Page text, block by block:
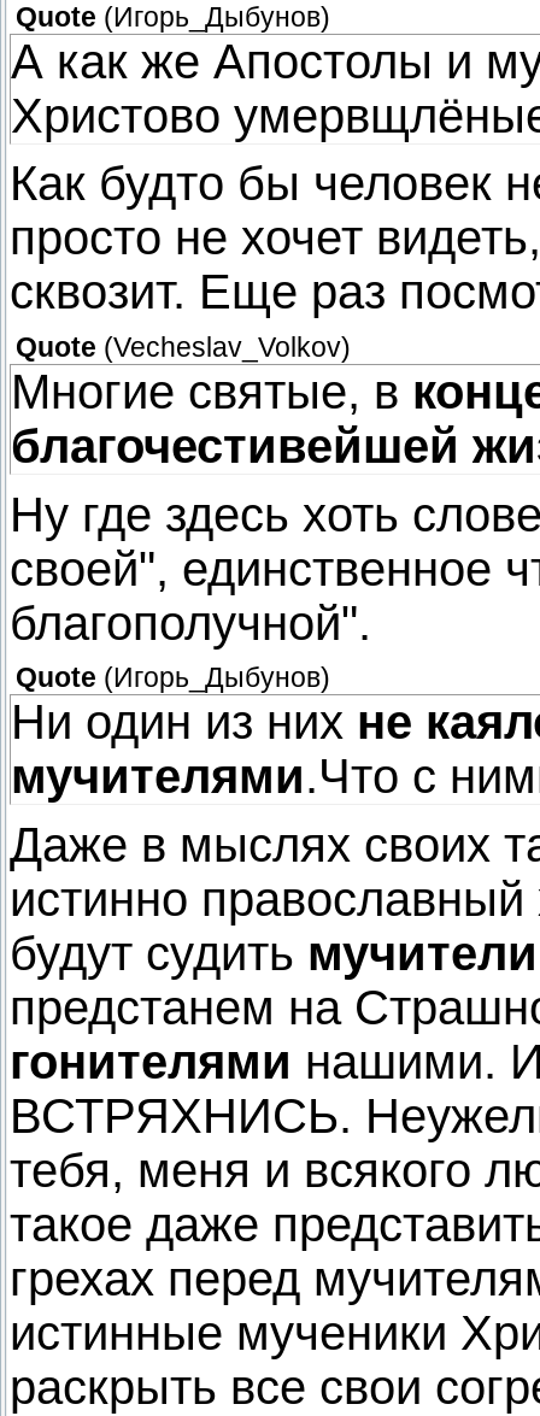
Quote (Игорь_Дыбунов)
А как же Апостолы и
Христово
Как будто бы человек
просто не хочет
сквозит. Еще раз
Quote (Vecheslav_Volkov)
Многие святые, в
благочестивейшей
Ну где здесь хоть
своей", единственное
благополучной".
Quote (Игорь_Дыбунов)
Ни один из них не
мучителями.Что с
Даже в мыслях своих
истинно православный
будут судить мучители
предстанем на
гонителями нашими.
ВСТРЯХНИСЬ. Неужели
тебя, меня и всякого
такое даже
грехах перед
истинные мученики
раскрыть все свои